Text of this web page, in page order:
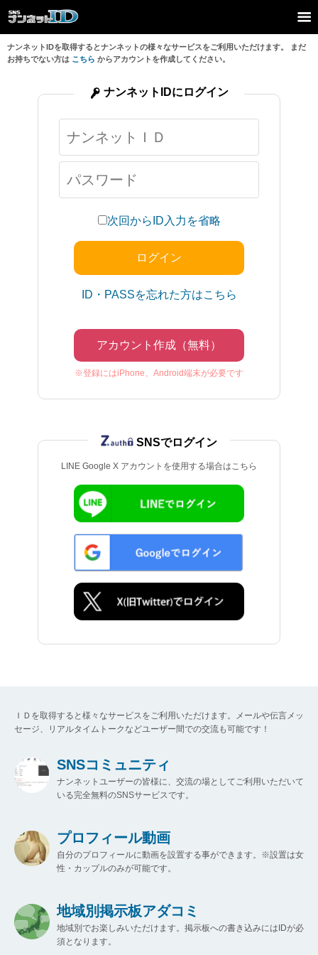
ナンネットIDを取得するとナンネットの様々なサービスをご利用いただけます。 まだ
お持ちでない方は こちら からアカウントを作成してください。
次回からID入力を省略
ID・PASSを忘れた方はこちら
アカウント作成（無料）
※登録にはiPhone、Android端末が必要です
ナンネットIDにログイン
LINE Google X アカウントを使用する場合はこちら
SNSでログイン
ＩＤを取得すると様々なサービスをご利用いただけます。メールや伝言メッ
セージ、リアルタイムトークなどユーザー間での交流も可能です！
SNSコミュニティ
ナンネットユーザーの皆様に、交流の場としてご利用いただいて
いる完全無料のSNSサービスです。
プロフィール動画
自分のプロフィールに動画を設置する事ができます。※設置は女
性・カップルのみが可能です。
地域別掲示板アダコミ
地域別でお楽しみいただけます。掲示板への書き込みにはIDが必
須となります。